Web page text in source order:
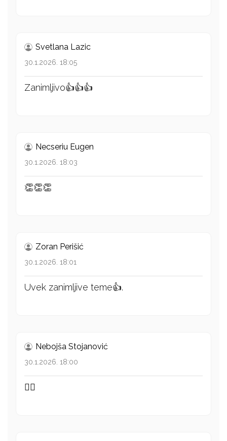
Svetlana Lazic
30.1.2026. 18:05
Zanimljivo👍👍👍
Necseriu Eugen
30.1.2026. 18:03
👏👏👏
Zoran Perišić
30.1.2026. 18:01
Uvek zanimljive teme👍.
Nebojša Stojanović
30.1.2026. 18:00
👍🏻